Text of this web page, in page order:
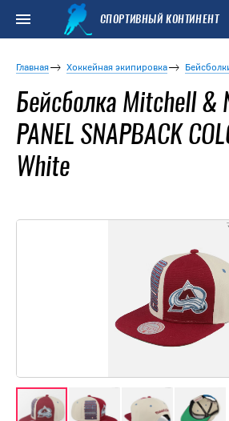
СПОРТИВНЫЙ КОНТИНЕНТ
Главная Хоккейная экипировка
Бейсболка Mitchell &
PANEL SNAPBACK
White